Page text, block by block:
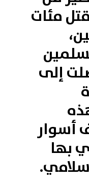
مئات
إلى
أسوار
بها